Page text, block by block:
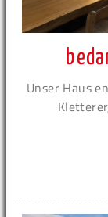
Unser Haus